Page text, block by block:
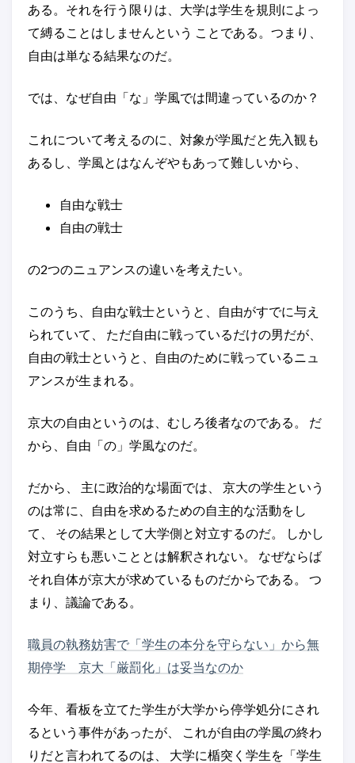
ある。それを行う限りは、大学は学生を規則によっ
て縛ることはしませんという ことである。つまり、
自由は単なる結果なのだ。
では、なぜ自由「な」学風では間違っているのか？
これについて考えるのに、対象が学風だと先入観も
あるし、学風とはなんぞやもあって難しいから、
自由な戦士
自由の戦士
の2つのニュアンスの違いを考えたい。
このうち、自由な戦士というと、自由がすでに与え
られていて、 ただ自由に戦っているだけの男だが、
自由の戦士というと、自由のために戦っているニュ
アンスが生まれる。
京大の自由というのは、むしろ後者なのである。 だ
から、自由「の」学風なのだ。
だから、 主に政治的な場面では、 京大の学生という
のは常に、自由を求めるための自主的な活動をし
て、 その結果として大学側と対立するのだ。 しかし
対立すらも悪いこととは解釈されない。 なぜならば
それ自体が京大が求めているものだからである。 つ
まり、議論である。
職員の執務妨害で「学生の本分を守らない」から無
期停学 京大「厳罰化」は妥当なのか
今年、看板を立てた学生が大学から停学処分にされ
るという事件があったが、 これが自由の学風の終わ
りだと言われてるのは、 大学に楯突く学生を「学生